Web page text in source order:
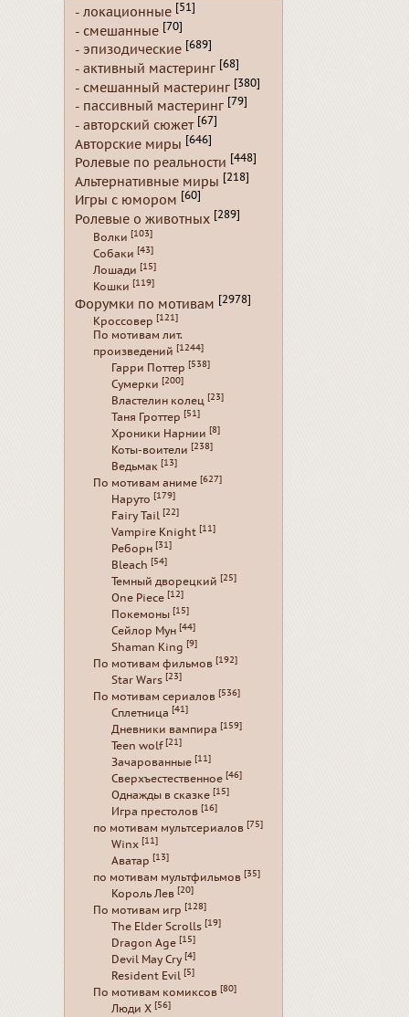
- локационные [51]
- смешанные [70]
- эпизодические [689]
- активный мастеринг [68]
- смешанный мастеринг [380]
- пассивный мастеринг [79]
- авторский сюжет [67]
Авторские миры [646]
Ролевые по реальности [448]
Альтернативные миры [218]
Игры с юмором [60]
Ролевые о животных [289]
Волки [103]
Собаки [43]
Лошади [15]
Кошки [119]
Форумки по мотивам [2978]
Кроссовер [121]
По мотивам лит.
произведений [1244]
Гарри Поттер [538]
Сумерки [200]
Властелин колец [23]
Таня Гроттер [51]
Хроники Нарнии [8]
Коты-воители [238]
Ведьмак [13]
По мотивам аниме [627]
Наруто [179]
Fairy Tail [22]
Vampire Knight [11]
Реборн [31]
Bleach [54]
Темный дворецкий [25]
One Piece [12]
Покемоны [15]
Сейлор Мун [44]
Shaman King [9]
По мотивам фильмов [192]
Star Wars [23]
По мотивам сериалов [536]
Сплетница [41]
Дневники вампира [159]
Teen wolf [21]
Зачарованные [11]
Сверхъестественное [46]
Однажды в сказке [15]
Игра престолов [16]
по мотивам мультсериалов [75]
Winx [11]
Аватар [13]
по мотивам мультфильмов [35]
Король Лев [20]
По мотивам игр [128]
The Elder Scrolls [19]
Dragon Age [15]
Devil May Cry [4]
Resident Evil [5]
По мотивам комиксов [80]
Люди Х [56]